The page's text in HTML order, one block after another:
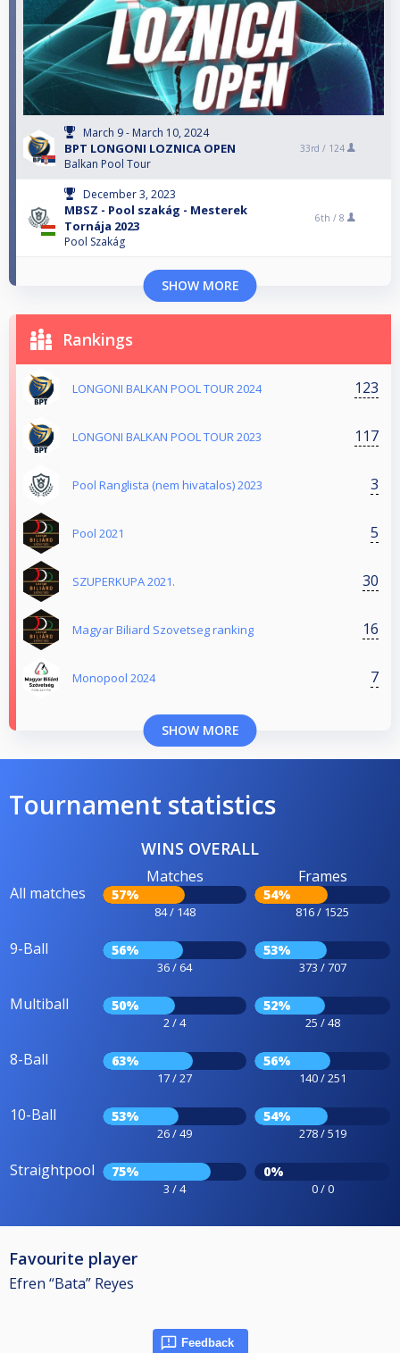
March 9 - March 10, 2024
BPT LONGONI LOZNICA OPEN
Balkan Pool Tour
33rd / 124
December 3, 2023
MBSZ - Pool szakág - Mesterek
Tornája 2023
Pool Szakág
6th / 8
SHOW MORE
Rankings
LONGONI BALKAN POOL TOUR 2024 123
LONGONI BALKAN POOL TOUR 2023 117
Pool Ranglista (nem hivatalos) 2023 3
Pool 2021 5
SZUPERKUPA 2021. 30
Magyar Biliard Szovetseg ranking 16
Monopool 2024 7
SHOW MORE
Tournament statistics
WINS OVERALL
All matches
Matches
57%
84 / 148
Frames
54%
816 / 1525
9-Ball 56%
36 / 64
53%
373 / 707
Multiball 50%
2 / 4
52%
25 / 48
8-Ball 63%
17 / 27
56%
140 / 251
10-Ball 53%
26 / 49
54%
278 / 519
Straightpool 75%
3 / 4
0%
0 / 0
Favourite player
Efren “Bata” Reyes
Feedback